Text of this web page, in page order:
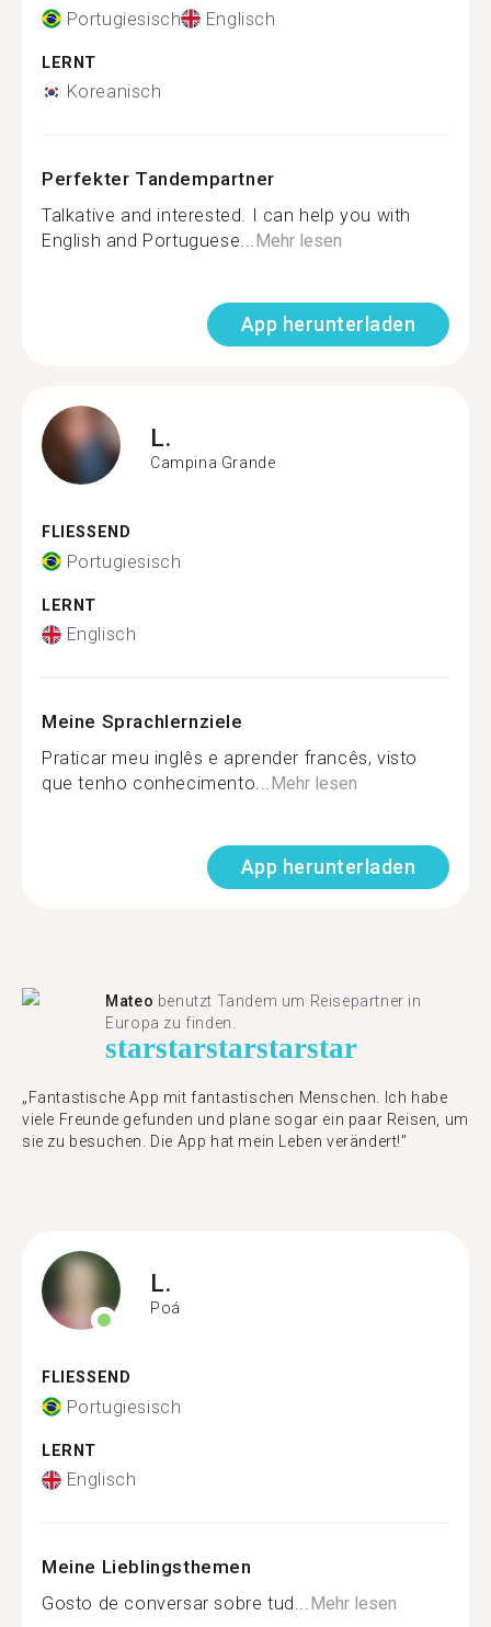
Portugiesisch Englisch
LERNT
Koreanisch
Perfekter Tandempartner
Talkative and interested. I can help you with
English and Portuguese...Mehr lesen
App herunterladen
L.
Campina Grande
FLIESSEND
Portugiesisch
LERNT
Englisch
Meine Sprachlernziele
Praticar meu inglês e aprender francês, visto
que tenho conhecimento...Mehr lesen
App herunterladen
Mateo benutzt Tandem um Reisepartner in
Europa zu finden.
starstarstarstarstar
„Fantastische App mit fantastischen Menschen. Ich habe
viele Freunde gefunden und plane sogar ein paar Reisen, um
sie zu besuchen. Die App hat mein Leben verändert!"
L.
Poá
FLIESSEND
Portugiesisch
LERNT
Englisch
Meine Lieblingsthemen
Gosto de conversar sobre tud...Mehr lesen